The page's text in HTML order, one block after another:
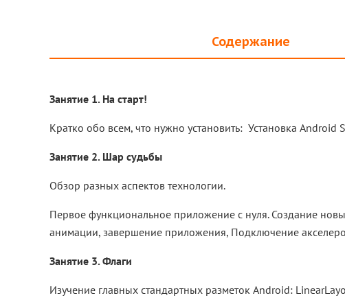
Содержание
Занятие 1. На старт!
Кратко обо всем, что нужно установить: Установка
Занятие 2. Шар судьбы
Обзор разных аспектов технологии.
Первое функциональное приложение с нуля. Создание
анимации, завершение приложения, Подключение
Занятие 3. Флаги
Изучение главных стандартных разметок Android: